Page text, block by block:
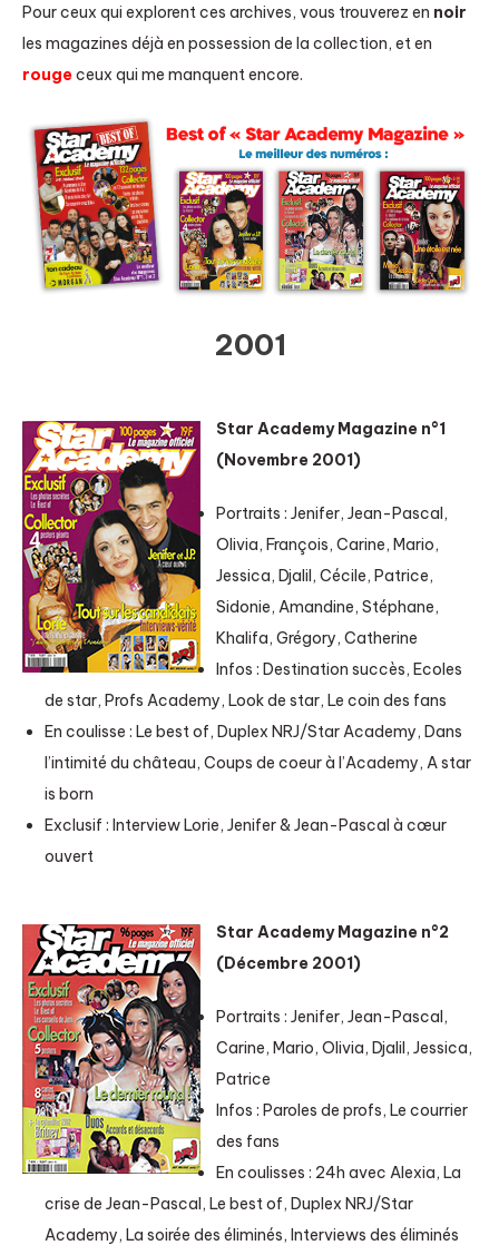
Pour ceux qui explorent ces archives, vous trouverez en noir
les magazines déjà en possession de la collection, et en
rougeceux qui me manquent encore.
2001
Star Academy Magazine n°1
(Novembre 2001)
Portraits : Jenifer, Jean-Pascal,
Olivia, François, Carine, Mario,
Jessica, Djalil, Cécile, Patrice,
Sidonie, Amandine, Stéphane,
Khalifa, Grégory, Catherine
Infos : Destination succès, Ecoles
de star, Profs Academy, Look de star, Le coin des fans
En coulisse : Le best of, Duplex NRJ/Star Academy, Dans
l’intimité du château, Coups de coeur à l’Academy, A star
is born
Exclusif : Interview Lorie, Jenifer & Jean-Pascal à cœur
ouvert
Star Academy Magazine n°2
(Décembre 2001)
Portraits : Jenifer, Jean-Pascal,
Carine, Mario, Olivia, Djalil, Jessica,
Patrice
Infos : Paroles de profs, Le courrier
des fans
En coulisses : 24h avec Alexia, La
crise de Jean-Pascal, Le best of, Duplex NRJ/Star
Academy, La soirée des éliminés, Interviews des éliminés